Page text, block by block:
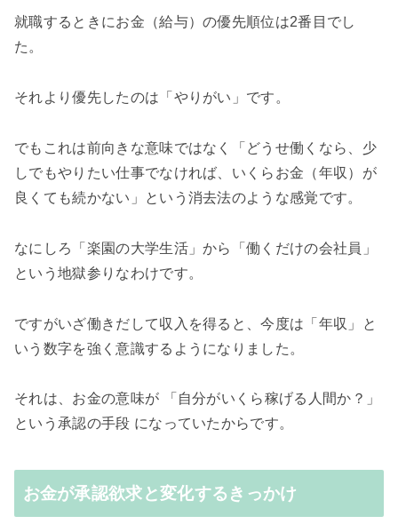
就職するときにお金（給与）の優先順位は2番目でし
た。
それより優先したのは「やりがい」です。
でもこれは前向きな意味ではなく「どうせ働くなら、少
しでもやりたい仕事でなければ、いくらお金（年収）が
良くても続かない」という消去法のような感覚です。
なにしろ「楽園の大学生活」から「働くだけの会社員」
という地獄参りなわけです。
ですがいざ働きだして収入を得ると、今度は「年収」と
いう数字を強く意識するようになりました。
それは、お金の意味が 「自分がいくら稼げる人間か？」
という承認の手段 になっていたからです。
お金が承認欲求と変化するきっかけ